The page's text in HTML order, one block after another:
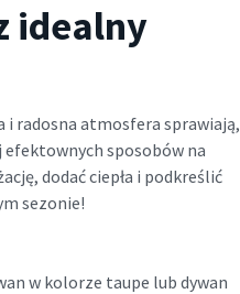
idealny
i radosna atmosfera sprawiają,
sposobów na
dodać ciepła i podkreślić
sezonie!
w kolorze taupe lub dywan